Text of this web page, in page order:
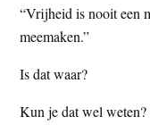
“Vrijheid is nooit een
meemaken.”
Is dat waar?
Kun je dat wel weten?